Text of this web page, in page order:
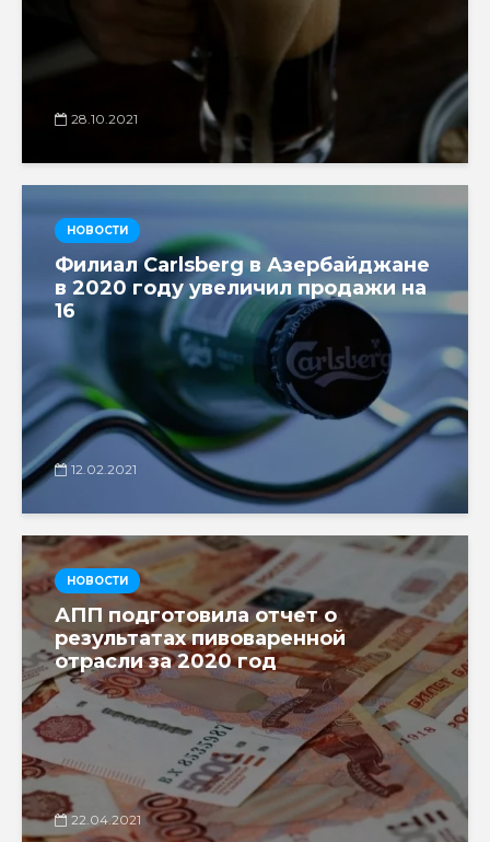
28.10.2021
НОВОСТИ
Филиал Carlsberg в Азербайджане
в 2020 году увеличил продажи на
16
12.02.2021
НОВОСТИ
АПП подготовила отчет о
результатах пивоваренной
отрасли за 2020 год
22.04.2021